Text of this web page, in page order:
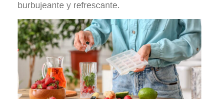
burbujeante y refrescante.